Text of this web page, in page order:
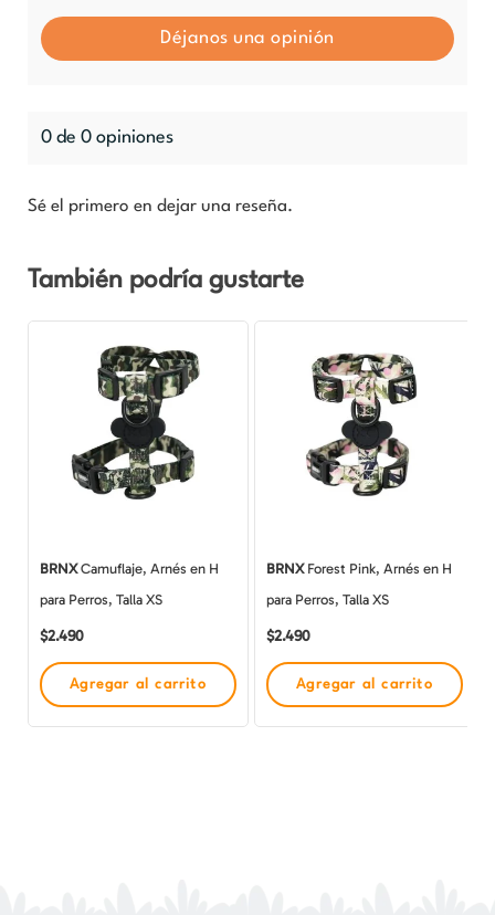
Déjanos una opinión
0 de 0 opiniones
Sé el primero en dejar una reseña.
También podría gustarte
BRNXCamuflaje, Arnés en H
para Perros, Talla XS
$2.490
Agregar al carrito
BRNXForest Pink, Arnés en H
para Perros, Talla XS
$2.490
Agregar al carrito